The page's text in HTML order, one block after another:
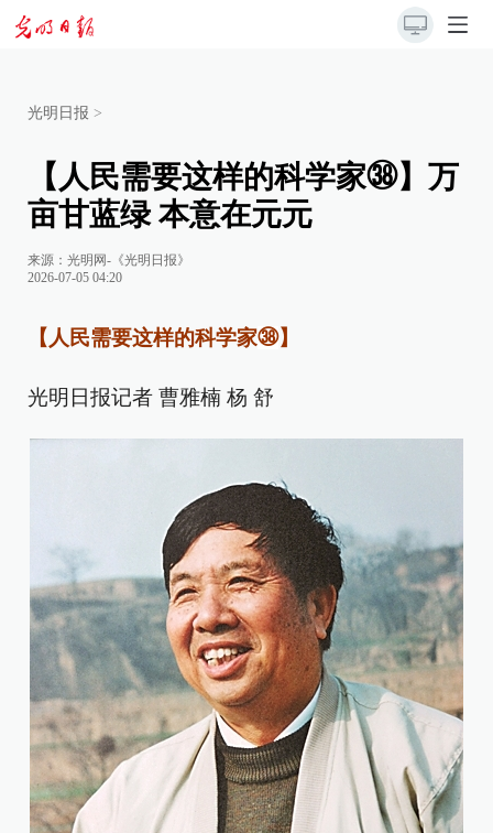
光明日报 >
【人民需要这样的科学家㊳】万
亩甘蓝绿 本意在元元
来源： 光明网-《光明日报》
2026-07-05 04:20
【人民需要这样的科学家㊳】
光明日报记者 曹雅楠 杨 舒